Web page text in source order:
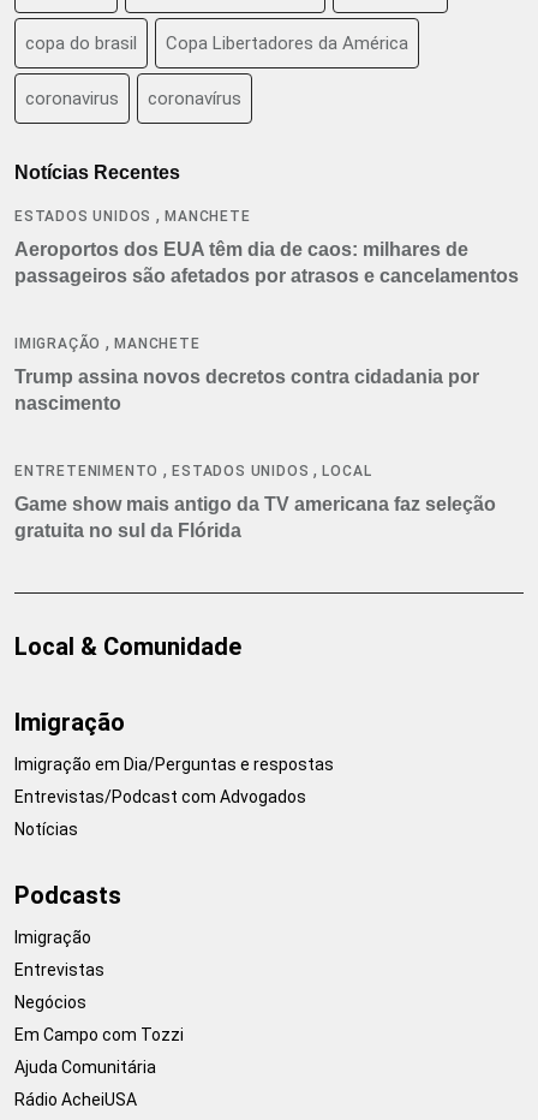
copa do brasil Copa Libertadores da América
coronavirus coronavírus
Notícias Recentes
ESTADOS UNIDOS ,MANCHETE
Aeroportos dos EUA têm dia de caos: milhares de
passageiros são afetados por atrasos e cancelamentos
IMIGRAÇÃO ,MANCHETE
Trump assina novos decretos contra cidadania por
nascimento
ENTRETENIMENTO ,ESTADOS UNIDOS ,LOCAL
Game show mais antigo da TV americana faz seleção
gratuita no sul da Flórida
Local & Comunidade
Imigração
Imigração em Dia/Perguntas e respostas
Entrevistas/Podcast com Advogados
Notícias
Podcasts
Imigração
Entrevistas
Negócios
Em Campo com Tozzi
Ajuda Comunitária
Rádio AcheiUSA